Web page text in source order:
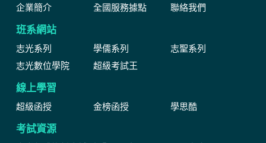
企業簡介 全國服務據點 聯絡我們
班系網站
志光系列 學儒系列
志聖系列
志光數位學院
超級考試王
線上學習
超級函授 金榜函授 學思酷
考試資源